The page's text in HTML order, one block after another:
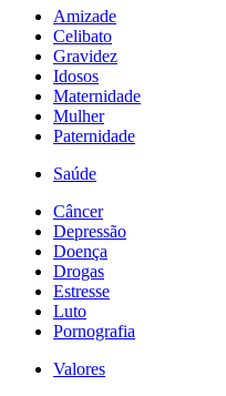
Amizade
Celibato
Gravidez
Idosos
Maternidade
Mulher
Paternidade
Saúde
Câncer
Depressão
Doença
Drogas
Estresse
Luto
Pornografia
Valores